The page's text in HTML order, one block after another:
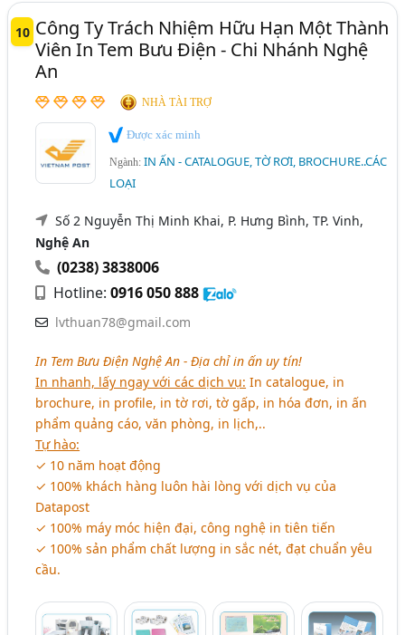
10 Công Ty Trách Nhiệm Hữu Hạn Một Thành
Viên In Tem Bưu Điện - Chi Nhánh Nghệ
An
NHÀ TÀI TRỢ
Được xác minh
Ngành:IN ẤN - CATALOGUE, TỜ RƠI, BROCHURE..CÁC
LOẠI
Số 2 Nguyễn Thị Minh Khai, P. Hưng Bình, TP. Vinh,
Nghệ An
(0238) 3838006
Hotline:0916 050 888
lvthuan78@gmail.com
In Tem Bưu Điện Nghệ An - Địa chỉ in ấn uy tín!
In nhanh, lấy ngay với các dịch vụ: In catalogue, in
brochure, in profile, in tờ rơi, tờ gấp, in hóa đơn, in ấn
phẩm quảng cáo, văn phòng, in lịch,..
Tự hào:
✓ 10 năm hoạt động
✓ 100% khách hàng luôn hài lòng với dịch vụ của
Datapost
✓ 100% máy móc hiện đại, công nghệ in tiên tiến
✓ 100% sản phẩm chất lượng in sắc nét, đạt chuẩn yêu
cầu.